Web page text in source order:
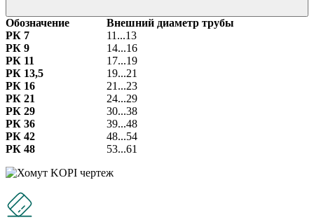
Обозначение
Внешний диаметр трубы
РК 7
11...13
РК 9
14...16
РК 11
17...19
РК 13,5
19...21
РК 16
21...23
РК 21
24...29
РК 29
30...38
РК 36
39...48
РК 42
48...54
РК 48
53...61